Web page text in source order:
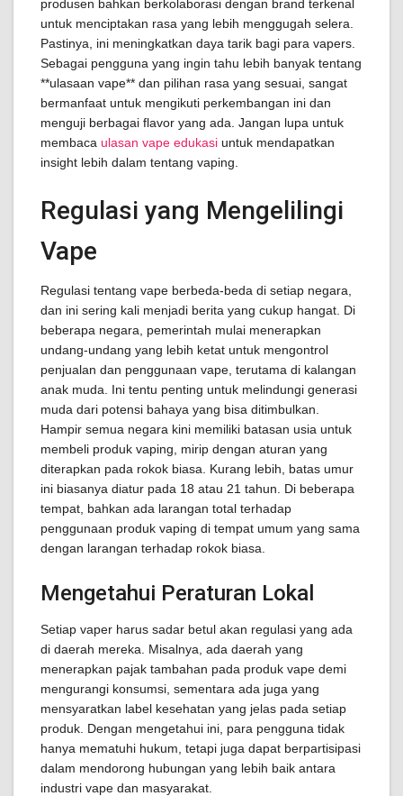
produsen bahkan berkolaborasi dengan brand terkenal
untuk menciptakan rasa yang lebih menggugah selera.
Pastinya, ini meningkatkan daya tarik bagi para vapers.
Sebagai pengguna yang ingin tahu lebih banyak tentang
**ulasaan vape** dan pilihan rasa yang sesuai, sangat
bermanfaat untuk mengikuti perkembangan ini dan
menguji berbagai flavor yang ada. Jangan lupa untuk
membaca ulasan vape edukasi untuk mendapatkan
insight lebih dalam tentang vaping.
Regulasi yang Mengelilingi
Vape
Regulasi tentang vape berbeda-beda di setiap negara,
dan ini sering kali menjadi berita yang cukup hangat. Di
beberapa negara, pemerintah mulai menerapkan
undang-undang yang lebih ketat untuk mengontrol
penjualan dan penggunaan vape, terutama di kalangan
anak muda. Ini tentu penting untuk melindungi generasi
muda dari potensi bahaya yang bisa ditimbulkan.
Hampir semua negara kini memiliki batasan usia untuk
membeli produk vaping, mirip dengan aturan yang
diterapkan pada rokok biasa. Kurang lebih, batas umur
ini biasanya diatur pada 18 atau 21 tahun. Di beberapa
tempat, bahkan ada larangan total terhadap
penggunaan produk vaping di tempat umum yang sama
dengan larangan terhadap rokok biasa.
Mengetahui Peraturan Lokal
Setiap vaper harus sadar betul akan regulasi yang ada
di daerah mereka. Misalnya, ada daerah yang
menerapkan pajak tambahan pada produk vape demi
mengurangi konsumsi, sementara ada juga yang
mensyaratkan label kesehatan yang jelas pada setiap
produk. Dengan mengetahui ini, para pengguna tidak
hanya mematuhi hukum, tetapi juga dapat berpartisipasi
dalam mendorong hubungan yang lebih baik antara
industri vape dan masyarakat.